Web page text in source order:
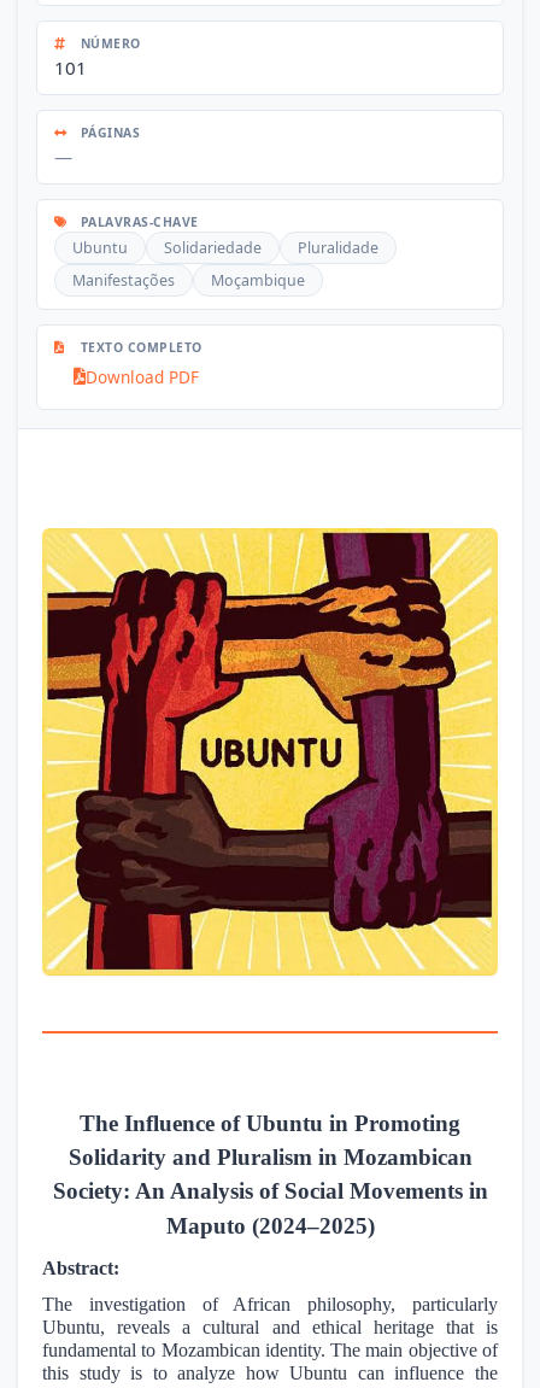
NÚMERO
101
PÁGINAS
—
PALAVRAS-CHAVE
Ubuntu Solidariedade
Pluralidade
Manifestações
Moçambique
TEXTO COMPLETO
Download PDF
The Influence of Ubuntu in Promoting
Solidarity and Pluralism in Mozambican
Society: An Analysis of Social Movements in
Maputo (2024–2025)
Abstract:
The investigation of African philosophy, particularly
Ubuntu, reveals a cultural and ethical heritage that is
fundamental to Mozambican identity. The main objective of
this study is to analyze how Ubuntu can influence the